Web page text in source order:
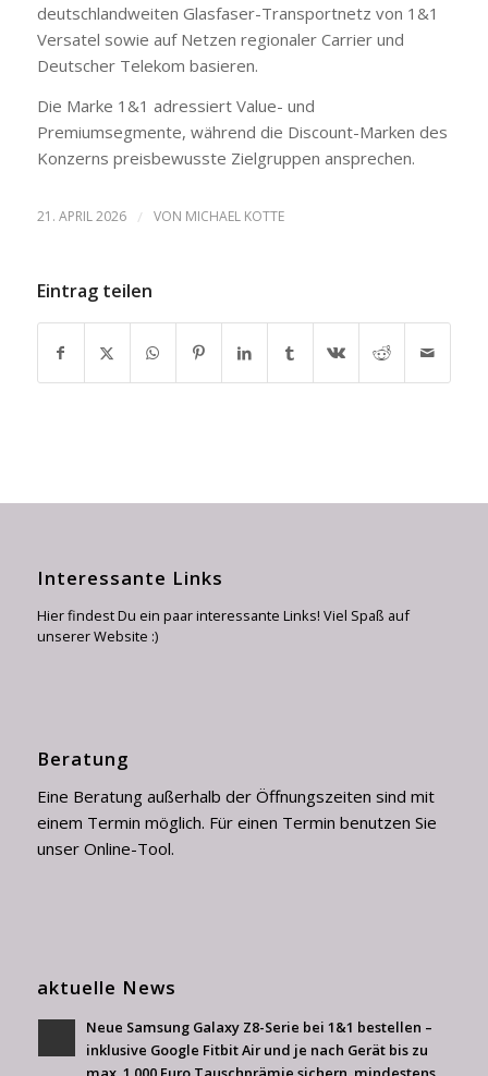
deutschlandweiten Glasfaser-Transportnetz von 1&1
Versatel sowie auf Netzen regionaler Carrier und
Deutscher Telekom basieren.
Die Marke 1&1 adressiert Value- und
Premiumsegmente, während die Discount-Marken des
Konzerns preisbewusste Zielgruppen ansprechen.
21. APRIL 2026 / VON MICHAEL KOTTE
Eintrag teilen
Interessante Links
Hier findest Du ein paar interessante Links! Viel Spaß auf
unserer Website :)
Beratung
Eine Beratung außerhalb der Öffnungszeiten sind mit
einem Termin möglich. Für einen Termin benutzen Sie
unser Online-Tool.
aktuelle News
Neue Samsung Galaxy Z8-Serie bei 1&1 bestellen –
inklusive Google Fitbit Air und je nach Gerät bis zu